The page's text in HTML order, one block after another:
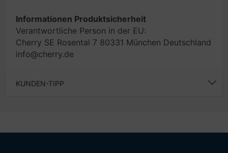
Informationen Produktsicherheit
Verantwortliche Person in der EU:
Cherry SE Rosental 7 80331 München Deutschland
info@cherry.de
KUNDEN-TIPP